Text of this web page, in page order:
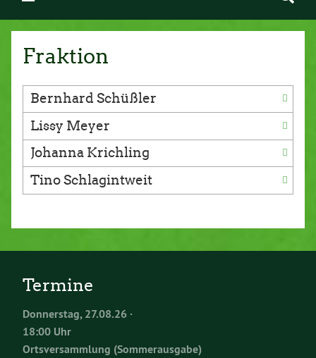
Fraktion
Bernhard Schüßler
Lissy Meyer
Johanna Krichling
Tino Schlagintweit
Termine
Donnerstag, 27.08.26 ·
18:00 Uhr
Ortsversammlung (Sommerausgabe)